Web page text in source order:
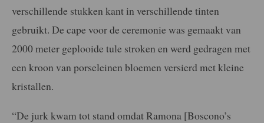
verschillende stukken kant in verschillende tinten
gebruikt. De cape voor de ceremonie was gemaakt van
2000 meter geplooide tule stroken en werd gedragen met
een kroon van porseleinen bloemen versierd met kleine
kristallen.
“De jurk kwam tot stand omdat Ramona [Boscono’s